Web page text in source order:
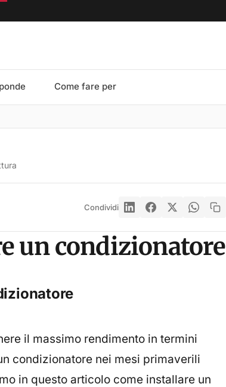
Come fare per
Condividi
un condizionatore
il massimo rendimento in termini
condizionatore nei mesi primaverili
in questo articolo come installare un